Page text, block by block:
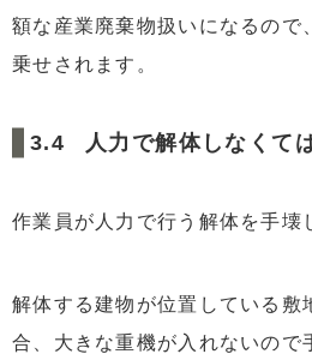
額な産業廃棄物扱いになるので
乗せされます。
人力で解体しなくて
作業員が人力で行う解体を手壊
解体する建物が位置している敷
合、大きな重機が入れないので